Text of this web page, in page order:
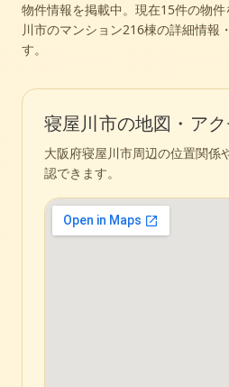
物件情報を掲載中。 現在15件の物件
川市のマンション216棟の詳細情報
す。
寝屋川市の地図・アク
大阪府寝屋川市周辺の位置関係
認できます。